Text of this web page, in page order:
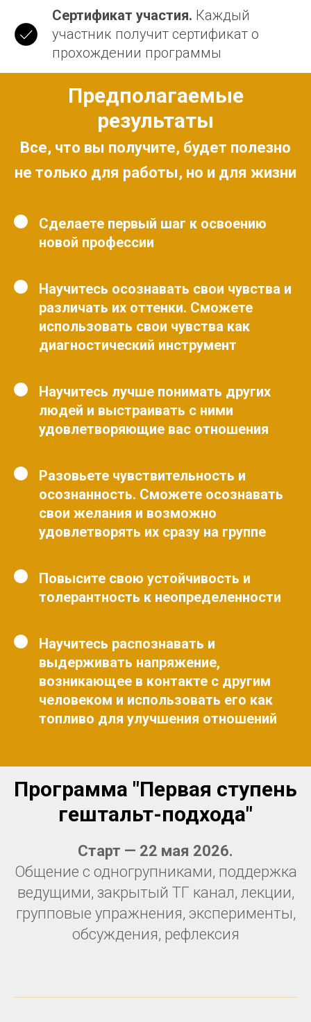
Сертификат участия. Каждый
участник получит сертификат о
прохождении программы
Предполагаемые
результаты
Все, что вы получите, будет полезно
не только для работы, но и для жизни
Сделаете первый шаг к освоению
новой профессии
Научитесь осознавать свои чувства и
различать их оттенки. Сможете
использовать свои чувства как
диагностический инструмент
Научитесь лучше понимать других
людей и выстраивать с ними
удовлетворяющие вас отношения
Разовьете чувствительность и
осознанность. Сможете осознавать
свои желания и возможно
удовлетворять их сразу на группе
Повысите свою устойчивость и
толерантность к неопределенности
Научитесь распознавать и
выдерживать напряжение,
возникающее в контакте с другим
человеком и использовать его как
топливо для улучшения отношений
Программа "Первая ступень
гештальт-подхода"
Старт — 22 мая 2026.
Общение с одногрупниками, поддержка
ведущими, закрытый ТГ канал, лекции,
групповые упражнения, эксперименты,
обсуждения, рефлексия